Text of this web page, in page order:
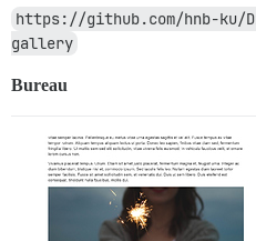
https://github.com/hnb-ku/
gallery
Bureau